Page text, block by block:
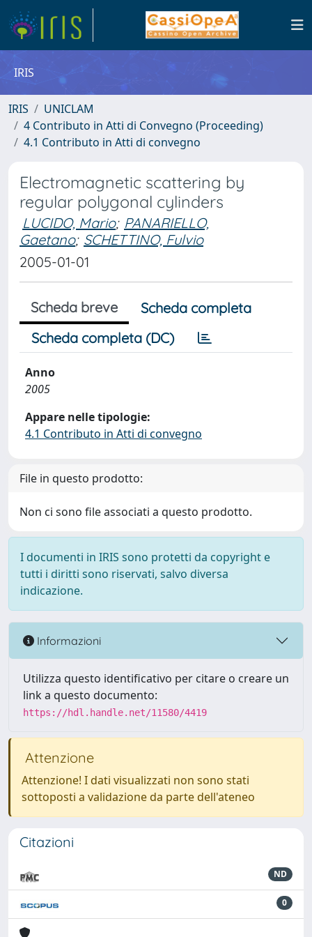
IRIS
IRIS
UNICLAM
4 Contributo in Atti di Convegno (Proceeding)
4.1 Contributo in Atti di convegno
Electromagnetic scattering by
regular polygonal cylinders
LUCIDO, Mario; PANARIELLO,
Gaetano; SCHETTINO, Fulvio
2005-01-01
Scheda breve
Scheda completa
Scheda completa (DC)
Anno
2005
Appare nelle tipologie:
4.1 Contributo in Atti di convegno
File in questo prodotto:
Non ci sono file associati a questo prodotto.
I documenti in IRIS sono protetti da copyright e
tutti i diritti sono riservati, salvo diversa
indicazione.
Informazioni
Utilizza questo identificativo per citare o creare un
link a questo documento:
https://hdl.handle.net/11580/4419
Attenzione
Attenzione! I dati visualizzati non sono stati
sottoposti a validazione da parte dell'ateneo
Citazioni
ND
0